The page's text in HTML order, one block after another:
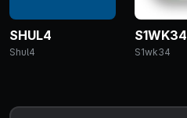
SHUL4
Shul4
S1WK34
S1wk34